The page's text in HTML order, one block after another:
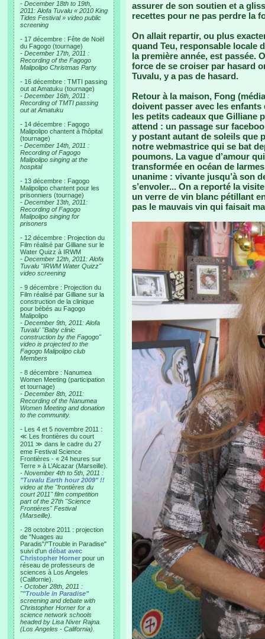
- December 18th to 19th,
2011: Alofa Tuvalu « 2010 King
Tides Festival » video public
screening
- 17 décembre : Fête de Noël
du Fagogo (tournage)
- December 17th, 2011 :
Recording of the Fagogo
Malipolipo Christmas Party
- 16 décembre : TMTI passing
out at Amatuku (tournage)
- December 16th, 2011 :
Recording of TMTI passing
out at Amatuku
- 14 décembre : Fagogo
Malipolipo chantent à l'hôpital
(tournage)
- December 14th, 2011 :
Recording of Fagogo
Malipolipo singing at the
hospital
- 13 décembre : Fagogo
Malipolipo chantent pour les
prisonniers (tournage)
- December 13th, 2011:
Recording of Fagogo
Malipolipo singing for
prisoners
- 12 décembre : Projection du
Film réalisé par Gilliane sur le
Water Quizz à IRWM
- December 12th, 2011: Alofa
Tuvalu "IRWM Water Quizz"
video screening
- 9 décembre : Projection du
Film réalisé par Gilliane sur la
construction de la clinique
pour bébés au Fagogo
Malipolipo
- December 9th, 2011: Alofa
Tuvalu' "Baby clinic
construction by the Fagogo"
video is projected to the
Fagogo Malipolipo club
Members
- 8 décembre : Nanumea
Women Meeting (participation
et tournage)
- December 8th, 2011:
Recording of the Nanumea
Women Meeting and donation
to the community.
- Les 4 et 5 novembre 2011 :
≪ Les frontières du court
2011 ≫ dans le cadre du 27
eme Festival Science
Frontières - « 24 heures sur
Terre » à L’Alcazar (Marseille).
- November 4th to 5th, 2011 :
"Tuvalu Earth hour 2009" !!
video at the "frontières du
court 2011" film competition
part of the 27th "Science
Frontières" Festival
(Marseille).
- 28 octobre 2011 : projection
de "Nuages au
Paradis"/"Trouble in Paradise"
suivi d'un débat avec
Christopher Horner pour un
réseau de professeurs de
sciences à Los Angeles
(Californie).
- October 28th, 2011 :
""Trouble in Paradise"
screening and debate with
Christopher Horner for a
science network schools
headed by Lisa Niver Rajna.
(Los Angeles - California).
assurer de son soutien et a
recettes pour ne pas perdre la
On allait repartir, ou plus
quand Teu, responsable locale
la première année, est passée.
force de se croiser par hasard
Tuvalu, y a pas de hasard.
Retour à la maison, Fong
doivent passer avec les
les petits cadeaux que Gilliane
attend : un passage sur
y postant autant de soleils que
notre webmastrice qui se bat
poumons. La vague d’amour
transformée en océan de
unanime : vivante jusqu’à son
s’envoler... On a reporté la
un verre de vin blanc pétillant
pas le mauvais vin qui faisait